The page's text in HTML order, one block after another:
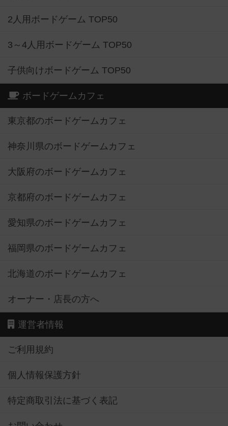
2人用ボードゲーム TOP50
3～4人用ボードゲーム TOP50
子供向けボードゲーム TOP50
ボードゲームカフェ
東京都のボードゲームカフェ
神奈川県のボードゲームカフェ
大阪府のボードゲームカフェ
京都府のボードゲームカフェ
愛知県のボードゲームカフェ
福岡県のボードゲームカフェ
北海道のボードゲームカフェ
オーナー・店長の方へ
運営者情報
ご利用規約
個人情報保護方針
特定商取引法に基づく表記